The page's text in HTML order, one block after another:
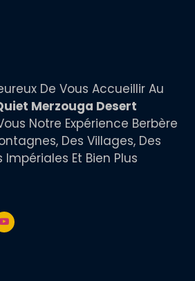
Merzouga Desert
Notre Expérience Berbère
Des Villages, Des
Impériales Et Bien Plus